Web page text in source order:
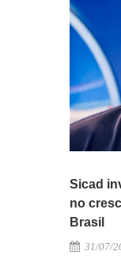
Sicad
no
Brasil
31/07/